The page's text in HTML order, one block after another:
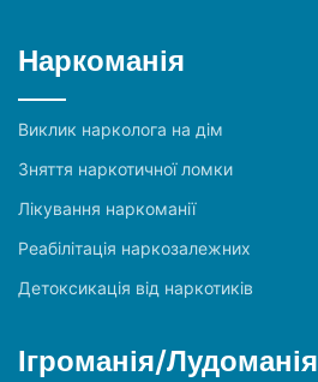
Наркоманія
Виклик нарколога на дім
Зняття наркотичної ломки
Лікування наркоманії
Реабілітація наркозалежних
Детоксикація від наркотиків
Ігроманія/Лудоманія